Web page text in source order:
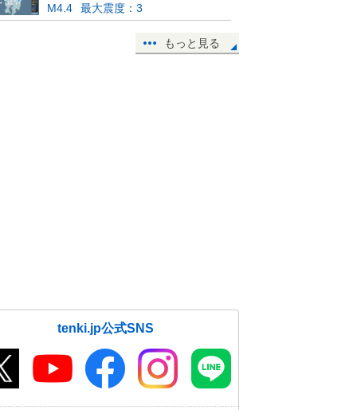
M4.4
最大震度：3
もっと見る
tenki.jp公式SNS